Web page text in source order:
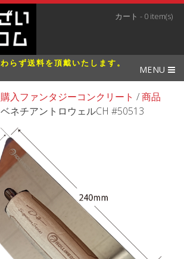
入ファンタジーコンクリート /商品
ネチアントロウェルCH #50513
らず送料を頂戴いたします。
カート - 0 item(s)
MENU